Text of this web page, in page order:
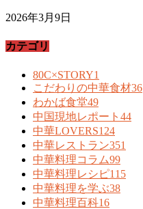
2026年3月9日
カテゴリ
80C×STORY1
こだわりの中華食材36
わかば食堂49
中国現地レポート 44
中華LOVERS124
中華レストラン351
中華料理コラム99
中華料理レシピ115
中華料理を学ぶ38
中華料理百科16